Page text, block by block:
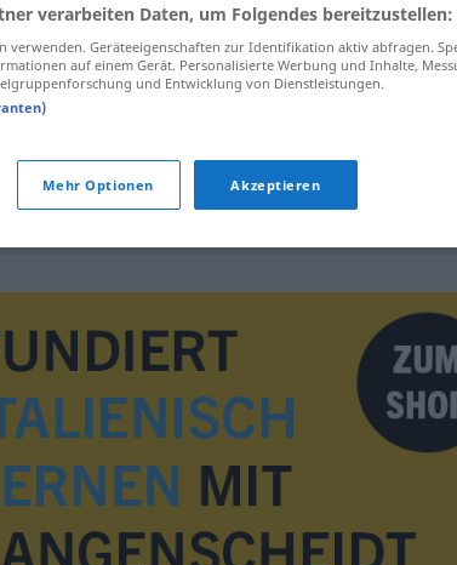
(ugs.),Bedrängnis (geh.),Misslichkeit
verarbeiten Daten, um Folgendes bereitzustellen:
verwenden. Geräteeigenschaften zur Identifikation aktiv abfragen.
auf einem Gerät. Personalisierte Werbung und Inhalte,
und Entwicklung von Dienstleistungen.
Mehr Optionen Akzeptieren